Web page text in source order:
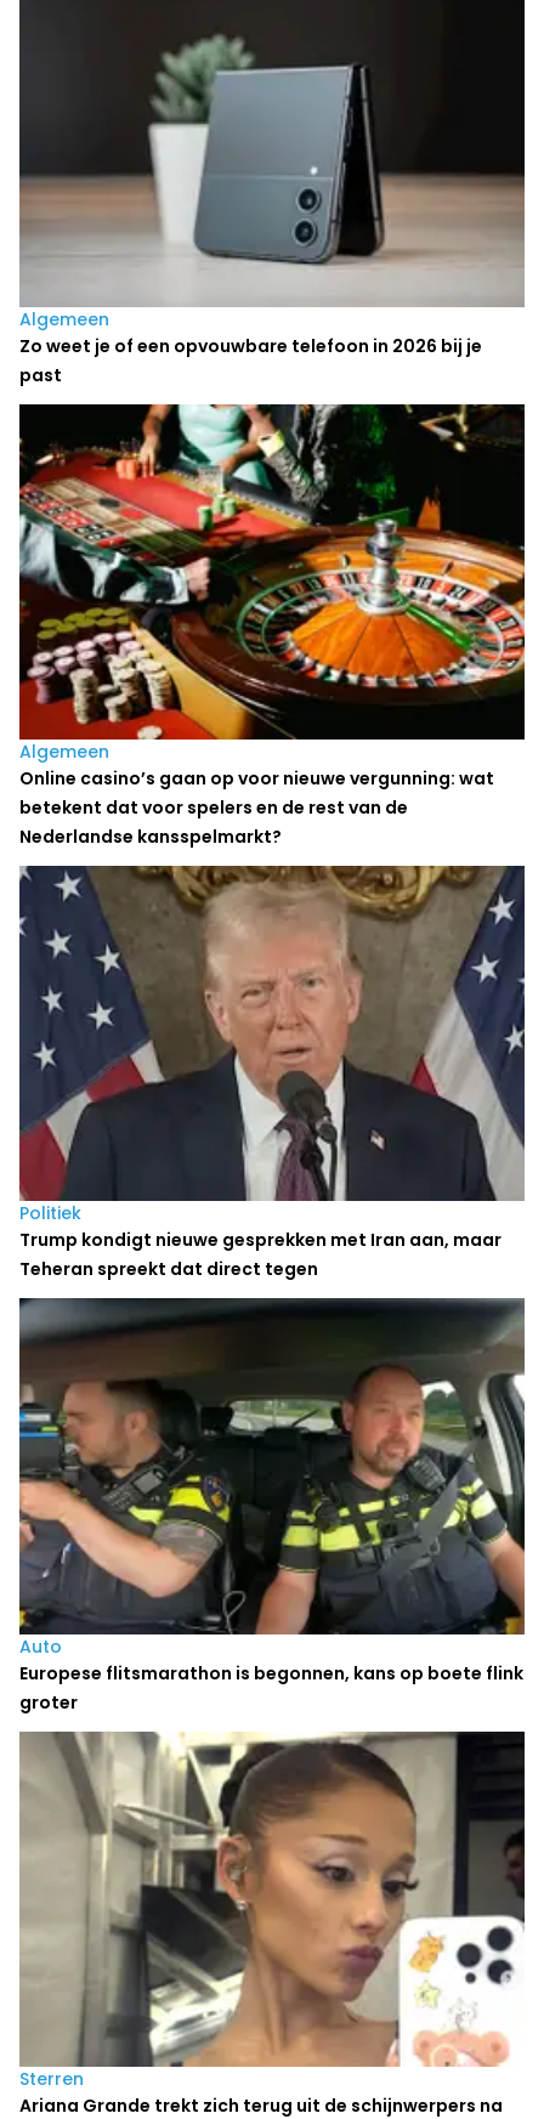
Algemeen
Zo weet je of een opvouwbare telefoon in 2026 bij je
past
Algemeen
Online casino’s gaan op voor nieuwe vergunning: wat
betekent dat voor spelers en de rest van de
Nederlandse kansspelmarkt?
Politiek
Trump kondigt nieuwe gesprekken met Iran aan, maar
Teheran spreekt dat direct tegen
Auto
Europese flitsmarathon is begonnen, kans op boete flink
groter
Sterren
Ariana Grande trekt zich terug uit de schijnwerpers na